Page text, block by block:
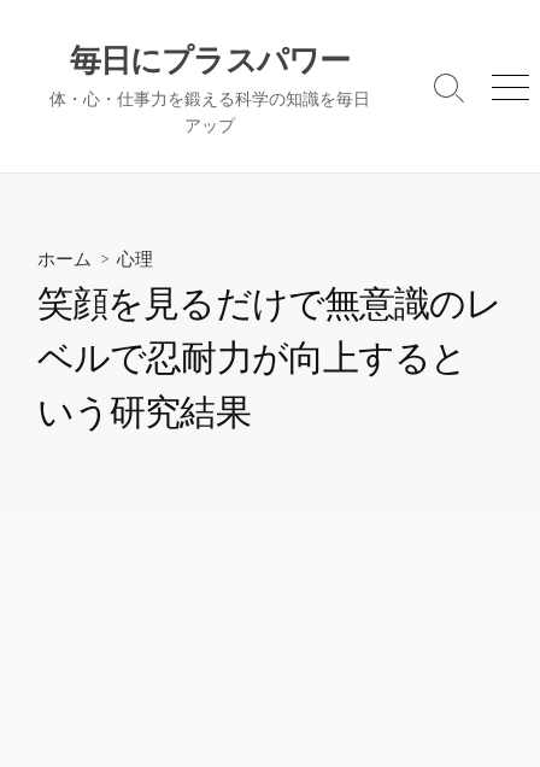
毎日にプラスパワー
体・心・仕事力を鍛える科学の知識を毎日
アップ
検
メ
ホーム > 心理
笑顔を見るだけで無意識のレ
ベルで忍耐力が向上すると
いう研究結果